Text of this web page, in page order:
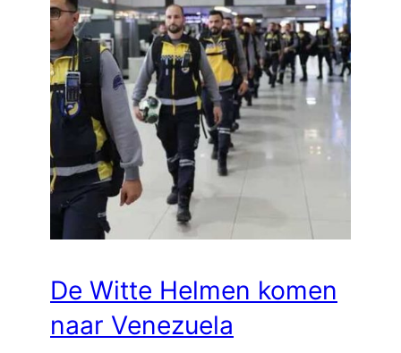
De Witte Helmen komen
naar Venezuela